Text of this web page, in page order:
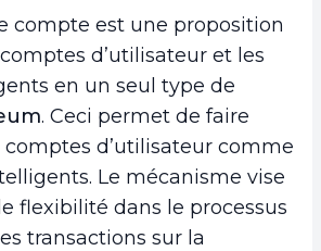
compte est une proposition
d’utilisateur et les
en un seul type de
. Ceci permet de faire
d’utilisateur comme
Le mécanisme vise
flexibilité dans le processus
transactions sur la